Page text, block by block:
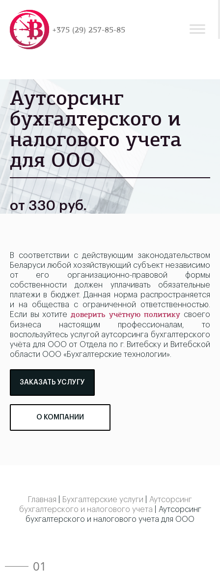
+375 (29) 257-85-85
Аутсорсинг
бухгалтерского и
налогового учета
для ООО
от 330 руб.
В соответствии с действующим законодательством
Беларуси любой хозяйствующий субъект независимо
от его организационно-правовой формы
собственности должен уплачивать обязательные
платежи в бюджет. Данная норма распространяется
и на общества с ограниченной ответственностью.
Если вы хотите доверить учётную политику своего
бизнеса настоящим профессионалам, то
воспользуйтесь услугой аутсорсинга бухгалтерского
учёта для ООО от Отдела по г. Витебску и Витебской
области ООО «Бухгалтерские технологии».
ЗАКАЗАТЬ УСЛУГУ
О КОМПАНИИ
Главная Бухгалтерские услуги
Аутсорсинг
бухгалтерского и налогового учета
Аутсорсинг
бухгалтерского и налогового учета для ООО
01